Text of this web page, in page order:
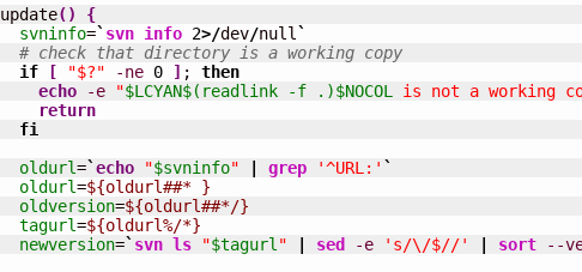
update( )
{
svninfo=` svn info 2>/dev/null `
# check that directory is a working copy
if
[ "$?" -ne 0 ] ; then
echo
-e "$LCYAN$(readlink -f .)$NOCOL
is not a working
return
fi
oldurl=`echo "$svninfo" grep '^URL:' `
oldurl=${oldurl##* }
oldversion=${oldurl##*/}
tagurl=${oldurl%/*}
newversion=` svn ls "$tagurl " sed -e 's/\/$//' sort --